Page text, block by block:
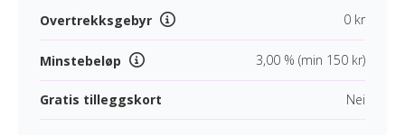
Overtrekksgebyr 0 kr
Minstebeløp 3,00 % (min 150 kr)
Gratis tilleggskort Nei